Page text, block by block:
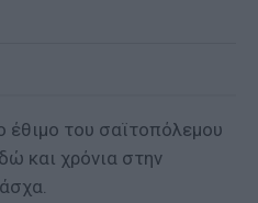
έθιμο του σαϊτοπόλεμου
και χρόνια στην